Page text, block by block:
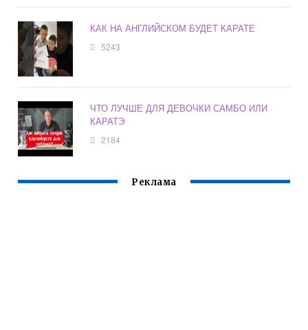
КАК НА АНГЛИЙСКОМ БУДЕТ КАРАТЕ
5243
ЧТО ЛУЧШЕ ДЛЯ ДЕВОЧКИ САМБО ИЛИ
КАРАТЭ
2184
Реклама